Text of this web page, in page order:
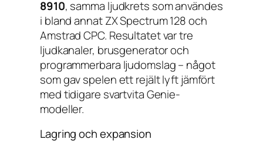
8910, samma ljudkrets som användes
i bland annat ZX Spectrum 128 och
Amstrad CPC. Resultatet var tre
ljudkanaler, brusgenerator och
programmerbara ljudomslag – något
som gav spelen ett rejält lyft jämfört
med tidigare svartvita Genie-
modeller.
Lagring och expansion